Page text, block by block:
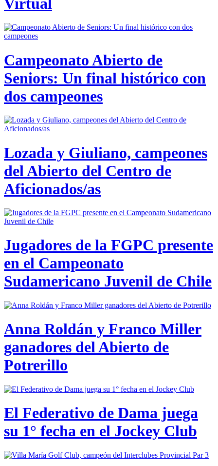
Campeonato Abierto de
Seniors: Un final histórico con
dos campeones
Lozada y Giuliano, campeones
del Abierto del Centro de
Aficionados/as
Jugadores de la FGPC presente
en el Campeonato
Sudamericano Juvenil de Chile
Anna Roldán y Franco Miller
ganadores del Abierto de
Potrerillo
El Federativo de Dama juega
su 1° fecha en el Jockey Club